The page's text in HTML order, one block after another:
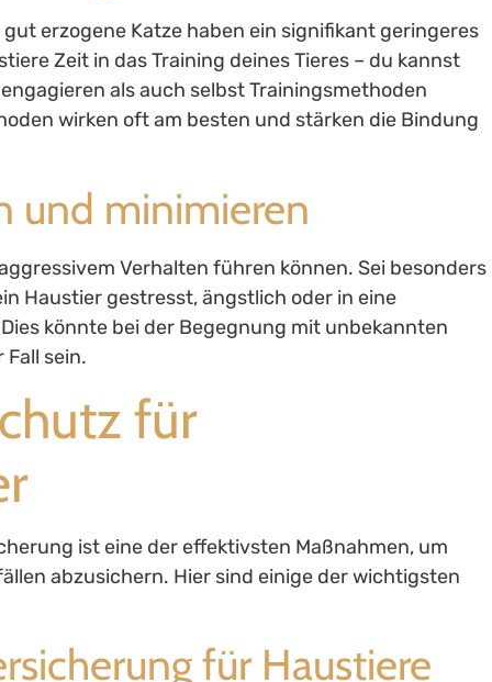
erzogene Katze haben ein signifikant geringeres
Zeit in das Training deines Tieres – du kannst
als auch selbst Trainingsmethoden
wirken oft am besten und stärken die Bindung
und minimieren
Verhalten führen können. Sei besonders
Haustier gestresst, ängstlich oder in eine
könnte bei der Begegnung mit unbekannten
sein.
für
ist eine der effektivsten Maßnahmen, um
abzusichern. Hier sind einige der wichtigsten
für Haustiere